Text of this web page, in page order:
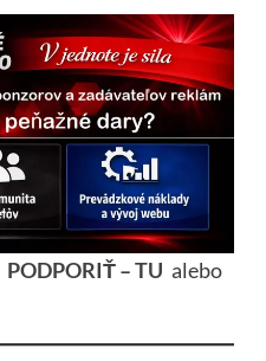
PODPORIŤ – TU alebo